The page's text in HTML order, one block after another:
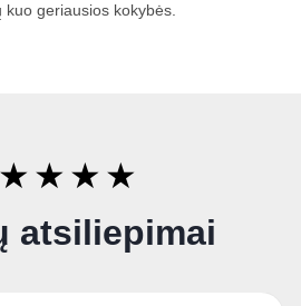
geriausios kokybės.
atsiliepimai